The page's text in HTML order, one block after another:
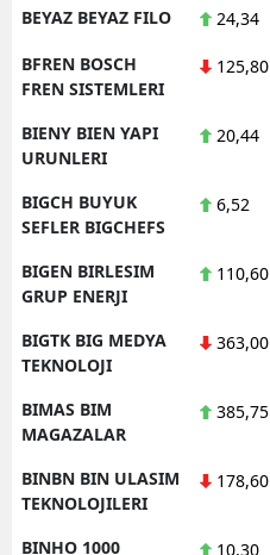
BEYAZ BEYAZ FILO 24,34
BFREN BOSCH
FREN SISTEMLERI
125,80
BIENY BIEN YAPI
URUNLERI
20,44
BIGCH BUYUK
SEFLER BIGCHEFS
6,52
BIGEN BIRLESIM
GRUP ENERJI
110,60
BIGTK BIG MEDYA
TEKNOLOJI
363,00
BIMAS BIM
MAGAZALAR
385,75
BINBN BIN ULASIM
TEKNOLOJILERI
178,60
BINHO 1000
10,30